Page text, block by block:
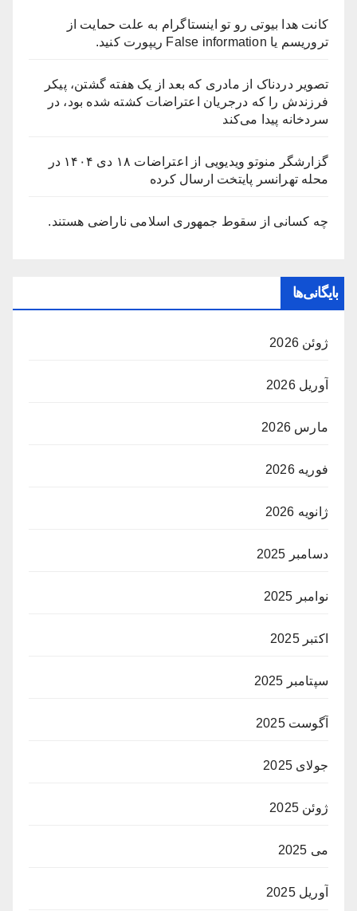
کانت هدا بیوتی رو تو اینستاگرام به علت حمایت از
تروریسم یا False information ریپورت کنید.
تصویر دردناک از مادری که بعد از یک هفته گشتن، پیکر
فرزندش را که درجریان اعتراضات کشته شده بود، در
سردخانه پیدا می‌کند
گزارشگر منوتو ویدیویی از اعتراضات ۱۸ دی ۱۴۰۴ در
محله تهرانسر پایتخت ارسال کرده
چه کسانی از سقوط جمهوری اسلامی ناراضی هستند.
بایگانی‌ها
ژوئن 2026
آوریل 2026
مارس 2026
فوریه 2026
ژانویه 2026
دسامبر 2025
نوامبر 2025
اکتبر 2025
سپتامبر 2025
آگوست 2025
جولای 2025
ژوئن 2025
می 2025
آوریل 2025